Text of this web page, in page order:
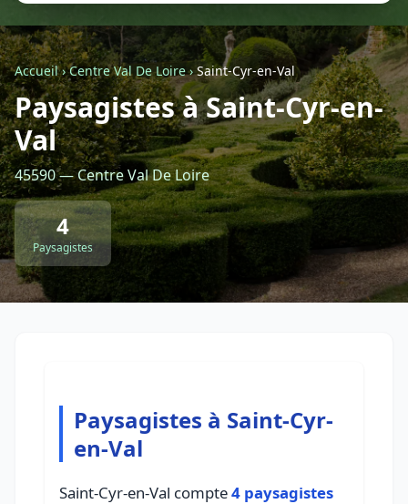
Retour à la liste des métiers
CGU-Confidentialité- Service proposé parViteUnDevis.com - Vous
Accueil›Centre Val De Loire› Saint-Cyr-en-Val
Paysagistes à Saint-Cyr-en-
Val
45590 — Centre Val De Loire
4
Paysagistes
Paysagistes à Saint-Cyr-
en-Val
Saint-Cyr-en-Val compte4 paysagistes